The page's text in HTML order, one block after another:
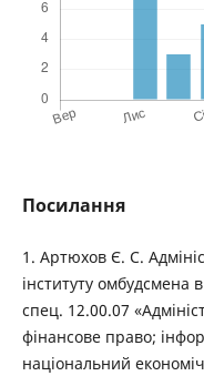
Посилання
1. Артюхов Є. С.
інституту омбудсмена
спец. 12.00.07
фінансове право;
національний